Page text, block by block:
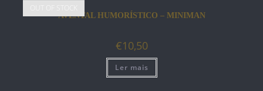
AVENTAL HUMORÍSTICO – MINIMAN
€10,50
Ler mais